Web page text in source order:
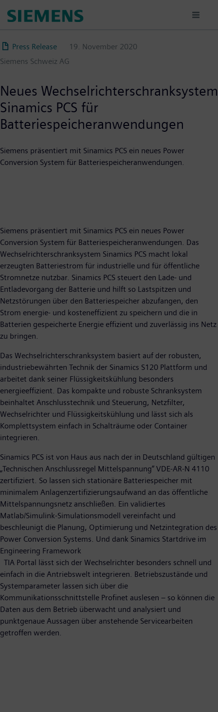
zum
Press Release
19. November 2020
Siemens Schweiz AG
Neues Wechselrichterschranksystem
Sinamics PCS für
Batteriespeicheranwendungen
Siemens präsentiert mit Sinamics PCS ein neues Power
Conversion System für Batteriespeicheranwendungen.
Siemens präsentiert mit Sinamics PCS ein neues Power
Conversion System für Batteriespeicheranwendungen. Das
Wechselrichterschranksystem Sinamics PCS macht lokal
erzeugten Batteriestrom für industrielle und für öffentliche
Stromnetze nutzbar. Sinamics PCS steuert den Lade- und
Entladevorgang der Batterie und hilft so Lastspitzen und
Netzstörungen über den Batteriespeicher abzufangen, den
Strom energie- und kosteneffizient zu speichern und die in
Batterien gespeicherte Energie effizient und zuverlässig ins Netz
zu bringen.
Das Wechselrichterschranksystem basiert auf der robusten,
industriebewährten Technik der Sinamics S120 Plattform und
arbeitet dank seiner Flüssigkeitskühlung besonders
energieeffizient. Das kompakte und robuste Schranksystem
beinhaltet Anschlusstechnik und Steuerung, Netzfilter,
Wechselrichter und Flüssigkeitskühlung und lässt sich als
Komplettsystem einfach in Schalträume oder Container
integrieren.
Sinamics PCS ist von Haus aus nach der in Deutschland gültigen
„Technischen Anschlussregel Mittelspannung“ VDE-AR-N 4110
zertifiziert. So lassen sich stationäre Batteriespeicher mit
minimalem Anlagenzertifizierungsaufwand an das öffentliche
Mittelspannungsnetz anschließen. Ein validiertes
Matlab/Simulink-Simulationsmodell vereinfacht und
beschleunigt die Planung, Optimierung und Netzintegration des
Power Conversion Systems. Und dank Sinamics Startdrive im
Engineering Framework
TIA Portal lässt sich der Wechselrichter besonders schnell und
einfach in die Antriebswelt integrieren. Betriebszustände und
Systemparameter lassen sich über die
Kommunikationsschnittstelle Profinet auslesen – so können die
Daten aus dem Betrieb überwacht und analysiert und
punktgenaue Aussagen über anstehende Servicearbeiten
getroffen werden.